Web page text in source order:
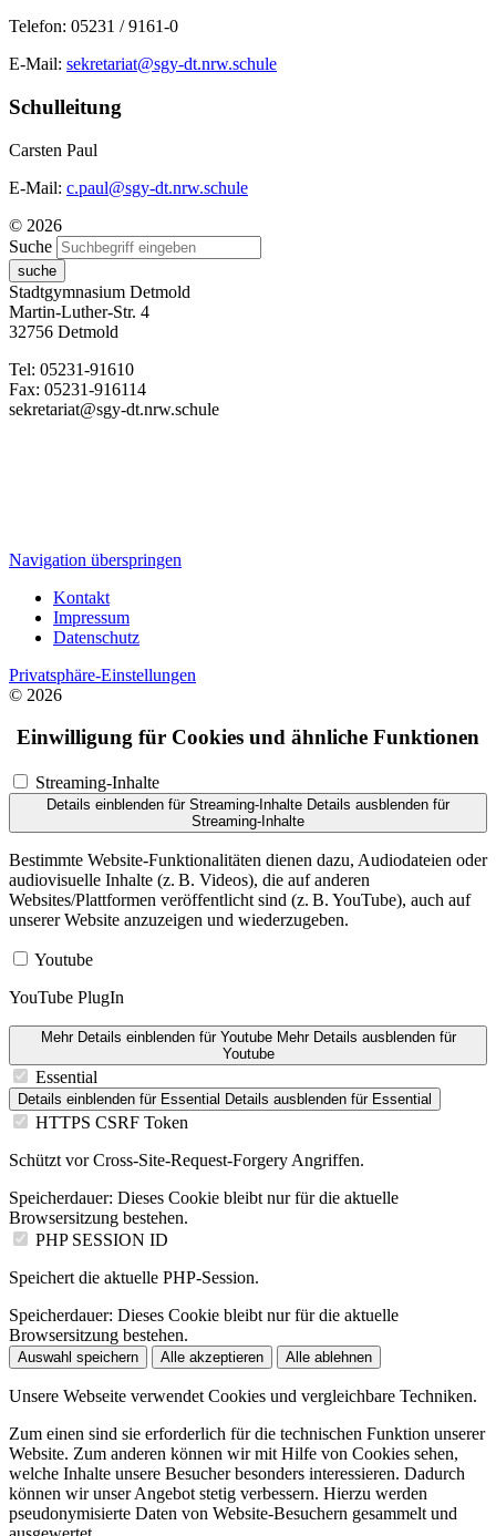
Telefon: 05231 / 9161-0
E-Mail: sekretariat@sgy-dt.nrw.schule
Schulleitung
Carsten Paul
E-Mail: c.paul@sgy-dt.nrw.schule
© 2026
Suche
suche
Stadtgymnasium Detmold
Martin-Luther-Str. 4
32756 Detmold
Tel: 05231-91610
Fax: 05231-916114
sekretariat@sgy-dt.nrw.schule
Navigation überspringen
Kontakt
Impressum
Datenschutz
Privatsphäre-Einstellungen
© 2026
Einwilligung für Cookies und ähnliche Funktionen
Streaming-Inhalte
Details einblenden für Streaming-Inhalte Details ausblenden für
Streaming-Inhalte
Bestimmte Website-Funktionalitäten dienen dazu, Audiodateien oder
audiovisuelle Inhalte (z. B. Videos), die auf anderen
Websites/Plattformen veröffentlicht sind (z. B. YouTube), auch auf
unserer Website anzuzeigen und wiederzugeben.
Youtube
YouTube PlugIn
Mehr Details einblendenfür Youtube Mehr Details ausblendenfür
Youtube
Essential
Details einblenden für Essential Details ausblenden für Essential
HTTPS CSRF Token
Schützt vor Cross-Site-Request-Forgery Angriffen.
Speicherdauer: Dieses Cookie bleibt nur für die aktuelle
Browsersitzung bestehen.
PHP SESSION ID
Speichert die aktuelle PHP-Session.
Speicherdauer: Dieses Cookie bleibt nur für die aktuelle
Browsersitzung bestehen.
Auswahl speichern Alle akzeptieren Alle ablehnen
Unsere Webseite verwendet Cookies und vergleichbare Techniken.
Zum einen sind sie erforderlich für die technischen Funktion unserer
Website. Zum anderen können wir mit Hilfe von Cookies sehen,
welche Inhalte unsere Besucher besonders interessieren. Dadurch
können wir unser Angebot stetig verbessern. Hierzu werden
pseudonymisierte Daten von Website-Besuchern gesammelt und